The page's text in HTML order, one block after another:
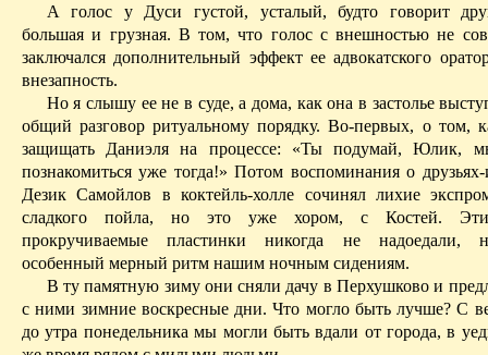
А голос у Дуси густой, усталый, будто говорит
большая и грузная. В том, что голос с внешностью не
заключался дополнительный эффект ее адвокатского
внезапность.
Но я слышу ее не в суде, а дома, как она в застолье
общий разговор ритуальному порядку. Во-первых, о том,
защищать Даниэля на процессе: «Ты подумай, Юлик,
познакомиться уже тогда!» Потом воспоминания о
Дезик Самойлов в коктейль‑холле сочинял лихие
сладкого пойла, но это уже хором, с Костей. Эти
прокручиваемые пластинки никогда не надоедали,
особенный мерный ритм нашим ночным сидениям.
В ту памятную зиму они сняли дачу в Перхушково и
с ними зимние воскресные дни. Что могло быть лучше? С
до утра понедельника мы могли быть вдали от города, в